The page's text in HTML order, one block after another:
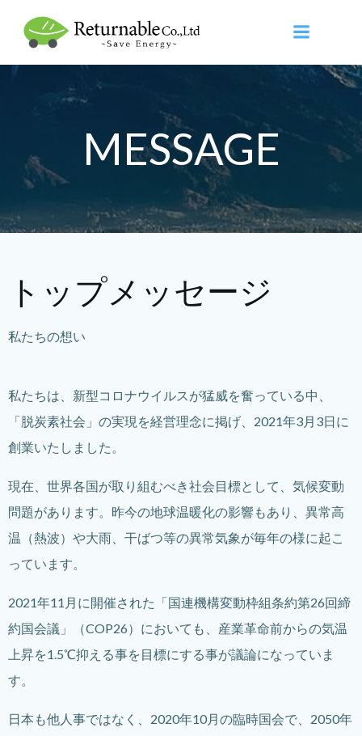
ン
ン
ス
キ
ッ
MESSAGE
トップメッセージ
私たちの想い
私たちは、新型コロナウイルスが猛威を奮っている中、
「脱炭素社会」の実現を経営理念に掲げ、2021年3月3日に
創業いたしました。
現在、世界各国が取り組むべき社会目標として、気候変動
問題があります。昨今の地球温暖化の影響もあり、異常高
温（熱波）や大雨、干ばつ等の異常気象が毎年の様に起こ
っています。
2021年11月に開催された「国連機構変動枠組条約第26回締
約国会議」（COP26）においても、産業革命前からの気温
上昇を1.5℃抑える事を目標にする事が議論になっていま
す。
日本も他人事ではなく、2020年10月の臨時国会で、2050年